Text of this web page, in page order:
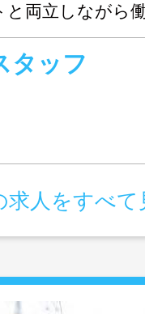
と両立しながら
はじょぶる福
タッフ
求人をすべて